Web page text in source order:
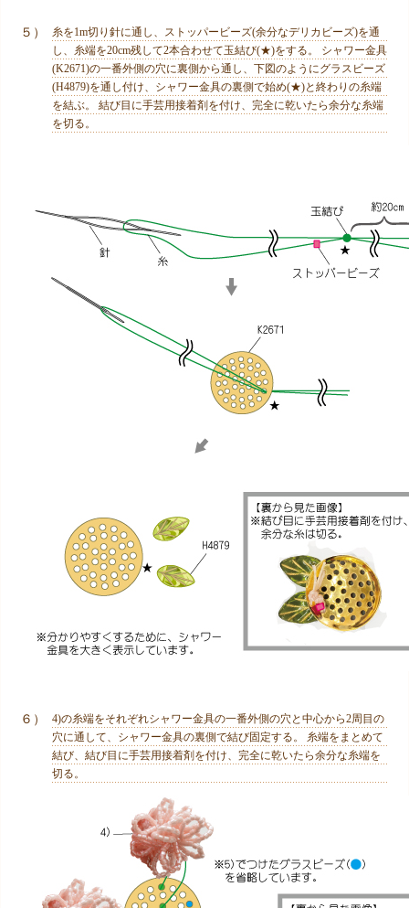
５）
糸を1m切り針に通し、ストッパービーズ(余分なデリカビーズ)を通
し、糸端を20cm残して2本合わせて玉結び(★)をする。 シャワー金具
(K2671)の一番外側の穴に裏側から通し、下図のようにグラスビーズ
(H4879)を通し付け、シャワー金具の裏側で始め(★)と終わりの糸端
を結ぶ。 結び目に手芸用接着剤を付け、完全に乾いたら余分な糸端
を切る。
６）
4)の糸端をそれぞれシャワー金具の一番外側の穴と中心から2周目の
穴に通して、シャワー金具の裏側で結び固定する。 糸端をまとめて
結び、結び目に手芸用接着剤を付け、完全に乾いたら余分な糸端を
切る。